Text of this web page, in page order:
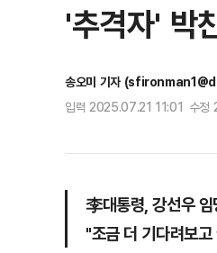
'추격자' 박
송오미 기자
입력 2025.07.21 11:01 수
李대통령, 강선우
"조금 더 기다려보